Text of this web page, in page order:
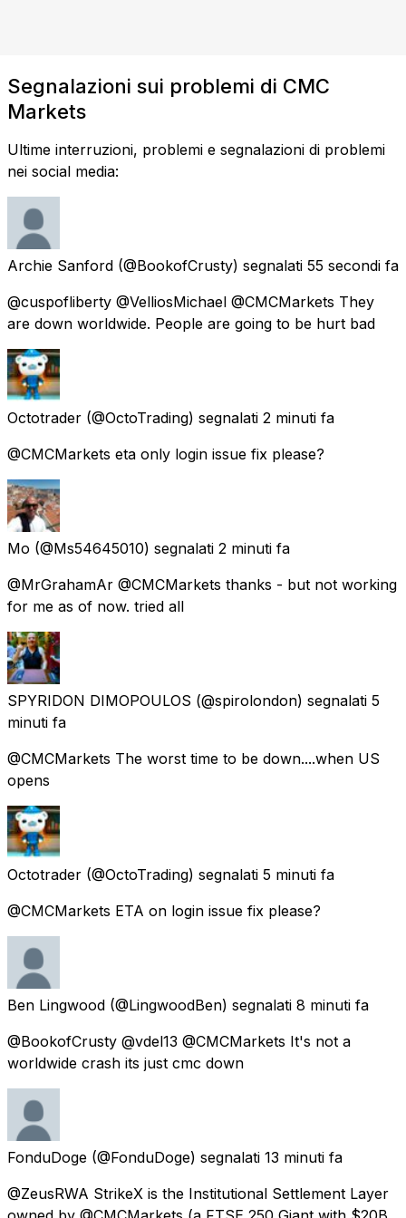
Segnalazioni sui problemi di CMC
Markets
Ultime interruzioni, problemi e segnalazioni di problemi
nei social media:
Archie Sanford (@BookofCrusty) segnalati 55 secondi fa
@cuspofliberty @VelliosMichael @CMCMarkets They
are down worldwide. People are going to be hurt bad
Octotrader (@OctoTrading) segnalati 2 minuti fa
@CMCMarkets eta only login issue fix please?
Mo (@Ms54645010) segnalati 2 minuti fa
@MrGrahamAr @CMCMarkets thanks - but not working
for me as of now. tried all
SPYRIDON DIMOPOULOS (@spirolondon) segnalati 5
minuti fa
@CMCMarkets The worst time to be down....when US
opens
Octotrader (@OctoTrading) segnalati 5 minuti fa
@CMCMarkets ETA on login issue fix please?
Ben Lingwood (@LingwoodBen) segnalati 8 minuti fa
@BookofCrusty @vdel13 @CMCMarkets It's not a
worldwide crash its just cmc down
FonduDoge (@FonduDoge) segnalati 13 minuti fa
@ZeusRWA StrikeX is the Institutional Settlement Layer